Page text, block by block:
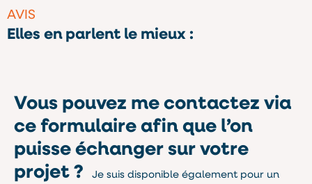
AVIS
Elles en parlent le mieux :
Vous pouvez me contactez via
ce formulaire afin que l’on
puisse échanger sur votre
projet ?
Je suis disponible également pour un